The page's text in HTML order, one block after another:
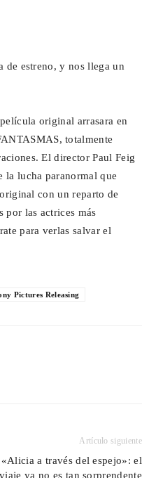
de estreno, y nos llega un
original arrasara en
totalmente
El director Paul Feig
la lucha paranormal que
con un reparto de
por las actrices más
para verlas salvar el
Pictures Releasing
Artículo siguiente
«Alicia a través del espejo»: el
viaje ya no es tan sorprendente